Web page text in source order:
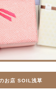
お店 SOIL浅草